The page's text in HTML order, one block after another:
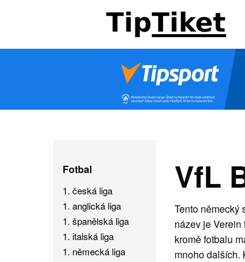
Fotbal
1. česká liga
1. anglická liga
1. španělská liga
1. italská liga
1. německá liga
VfL
Tento německý
název je
kromě fotbalu
mnoho dalších.